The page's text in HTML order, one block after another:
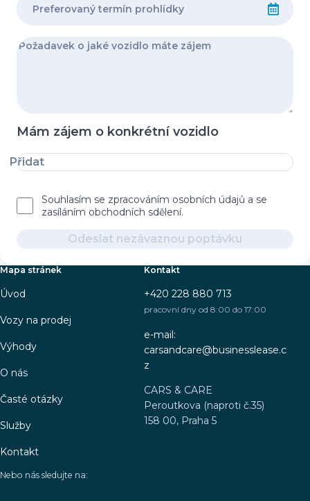
Mám zájem o konkrétní vozidlo
Přidat
Souhlasím se zpracováním osobních údajů a se
zasíláním obchodních sdělení.
Odeslat nezávaznou poptávku
Mapa stránek
Úvod
Vozy na prodej
Výhody
O nás
Časté otázky
Služby
Kontakt
Kontakt
+420 228 880 713
pracovní dny od 8:00 do 17:00
e-mail:
carsandcare@businesslease.c
z
CARS & CARE
Peroutkova (naproti č.35)
158 00, Praha 5
Nebo nás sledujte na: